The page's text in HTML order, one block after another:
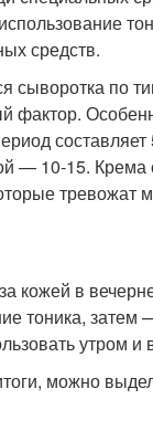
средств.
сыворотка по
фактор.
— 10-15. Крема
тревожат
кожей в
тоника, затем
утром
можно